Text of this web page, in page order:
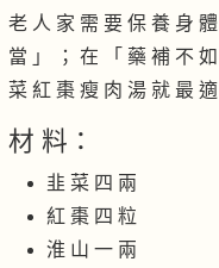
老 人 家 需 要 保 養 身
當 」 ； 在 「 藥 補 不
菜 紅 棗 瘦 肉 湯 就 最 適
材 料：
韭 菜 四 兩
紅 棗 四 粒
淮 山 一 兩